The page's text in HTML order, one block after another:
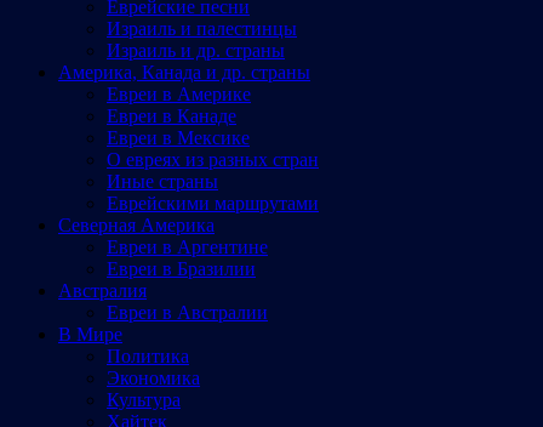
Еврейские песни
Израиль и палестинцы
Израиль и др. страны
Америка, Канада и др. страны
Евреи в Америке
Евреи в Канаде
Евреи в Мексике
О евреях из разных стран
Иные страны
Еврейскими маршрутами
Северная Америка
Евреи в Аргентине
Евреи в Бразилии
Австралия
Евреи в Австралии
В Мире
Политика
Экономика
Культура
Хайтек